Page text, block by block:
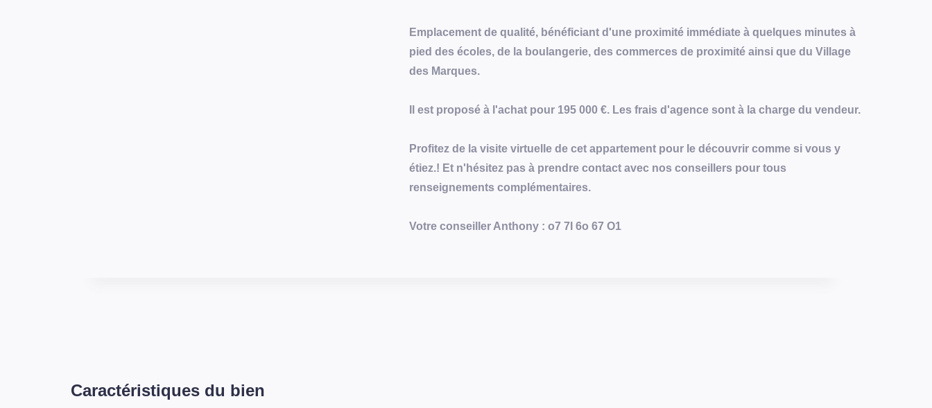
Emplacement de qualité, bénéficiant d'une proximité immédiate à quelques minutes à
pied des écoles, de la boulangerie, des commerces de proximité ainsi que du Village
des Marques.
Il est proposé à l'achat pour 195 000 €. Les frais d'agence sont à la charge du vendeur.
Profitez de la visite virtuelle de cet appartement pour le découvrir comme si vous y
étiez.! Et n'hésitez pas à prendre contact avec nos conseillers pour tous
renseignements complémentaires.
Votre conseiller Anthony : o7 7I 6o 67 O1
Caractéristiques du bien